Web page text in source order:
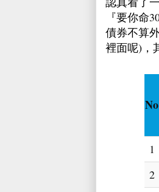
『要你命
債券不算
裡面呢)，
No
1
2